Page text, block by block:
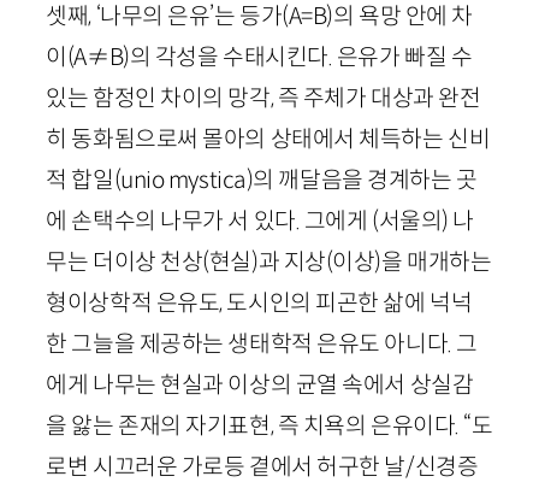
셋째, ‘나무의 은유’는 등가(A=B)의 욕망 안에 차
이(A≠B)의 각성을 수태시킨다. 은유가 빠질 수
있는 함정인 차이의 망각, 즉 주체가 대상과 완전
히 동화됨으로써 몰아의 상태에서 체득하는 신비
적 합일(unio mystica)의 깨달음을 경계하는 곳
에 손택수의 나무가 서 있다. 그에게 (서울의) 나
무는 더이상 천상(현실)과 지상(이상)을 매개하는
형이상학적 은유도, 도시인의 피곤한 삶에 넉넉
한 그늘을 제공하는 생태학적 은유도 아니다. 그
에게 나무는 현실과 이상의 균열 속에서 상실감
을 앓는 존재의 자기표현, 즉 치욕의 은유이다. “도
로변 시끄러운 가로등 곁에서 허구한 날/신경증